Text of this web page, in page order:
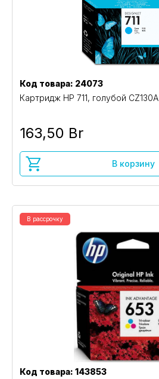
Код товара: 24073
Картридж HP 711, голубой CZ130A
163,50 Br
В корзину
В рассрочку
Код товара: 143853